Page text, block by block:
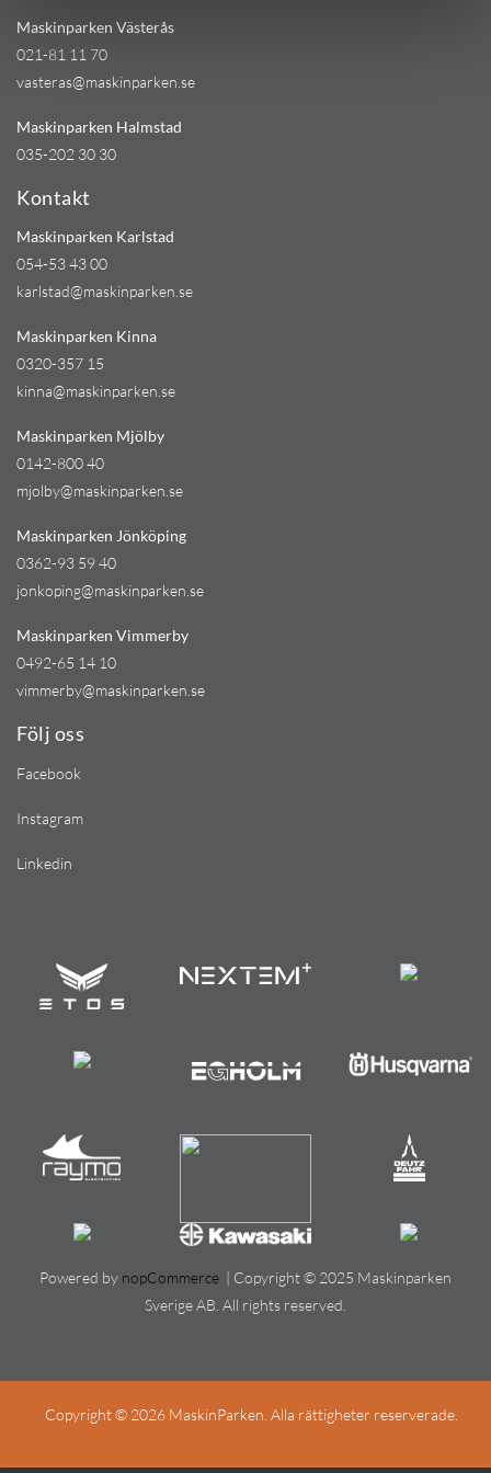
Maskinparken Västerås
021-81 11 70
vasteras@maskinparken.se
Maskinparken Halmstad
035-202 30 30
Kontakt
Maskinparken Karlstad
054-53 43 00
karlstad@maskinparken.se
Maskinparken Kinna
0320-357 15
kinna@maskinparken.se
Maskinparken Mjölby
0142-800 40
mjolby@maskinparken.se
Maskinparken Jönköping
0362-93 59 40
jonkoping@maskinparken.se
Maskinparken Vimmerby
0492-65 14 10
vimmerby@maskinparken.se
Följ oss
Facebook
Instagram
Linkedin
Powered by nopCommerce | Copyright © 2025 Maskinparken
Sverige AB. All rights reserved.
Copyright © 2026 MaskinParken. Alla rättigheter reserverade.